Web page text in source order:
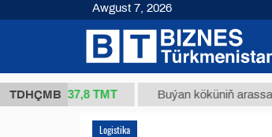
TDHÇMB
37,8 ТМТ Buýan köküniň
Logistika
Awgust 7, 2026